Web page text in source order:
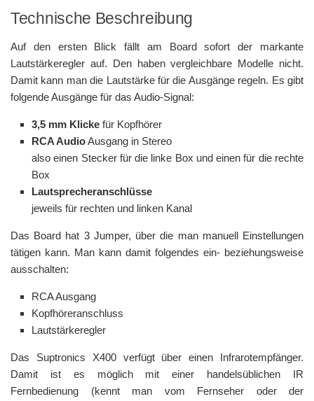
Technische Beschreibung
Auf den ersten Blick fällt am Board sofort der markante
Lautstärkeregler auf. Den haben vergleichbare Modelle nicht.
Damit kann man die Lautstärke für die Ausgänge regeln. Es gibt
folgende Ausgänge für das Audio-Signal:
3,5 mm Klicke für Kopfhörer
RCA AudioAusgang in Stereo
also einen Stecker für die linke Box und einen für die rechte
Box
Lautsprecheranschlüsse
jeweils für rechten und linken Kanal
Das Board hat 3 Jumper, über die man manuell Einstellungen
tätigen kann. Man kann damit folgendes ein- beziehungsweise
ausschalten:
RCA Ausgang
Kopfhöreranschluss
Lautstärkeregler
Das Suptronics X400 verfügt über einen Infrarotempfänger.
Damit ist es möglich mit einer handelsüblichen IR
Fernbedienung (kennt man vom Fernseher oder der